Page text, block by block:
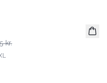
kr.